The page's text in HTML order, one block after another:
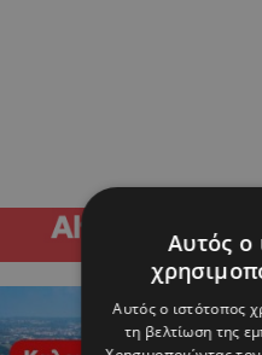
Αυτός ο
Αυτός ο ιστότοπος
τη βελτίωση της